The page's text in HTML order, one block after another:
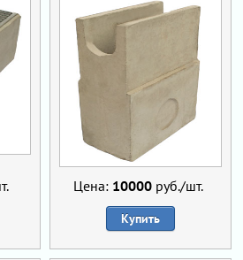
Цена: 10000 руб./шт.
Купить